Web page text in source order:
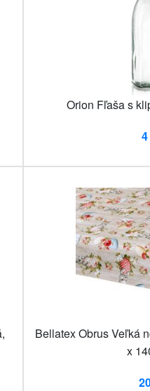
Orion Fľaša s
Bellatex Obrus Veľká
x